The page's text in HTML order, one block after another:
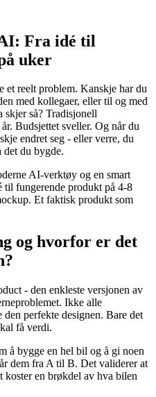
Fra idé til
uker
et reelt problem. Kanskje har du
med kollegaer, eller til og med
skjer så? Tradisjonell
Budsjettet sveller. Og når du
endret seg - eller verre, du
det du bygde.
AI-verktøy og en smart
fungerende produkt på 4-8
Et faktisk produkt som
og hvorfor er det
- den enkleste versjonen av
Ikke alle
perfekte designen. Bare det
få verdi.
å bygge en hel bil og å gi noen
dem fra A til B. Det validerer at
koster en brøkdel av hva bilen